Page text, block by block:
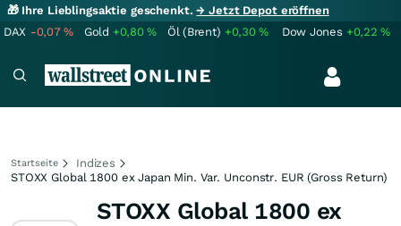
🎁 Ihre Lieblingsaktie geschenkt.→ Jetzt Depot eröffnen
DAX -0,07% Gold +0,80% Öl (Brent) +0,30% Dow Jones +0,22%
Startseite
Indizes
STOXX Global 1800 ex Japan Min. Var. Unconstr. EUR (Gross Return)
STOXX Global 1800 ex